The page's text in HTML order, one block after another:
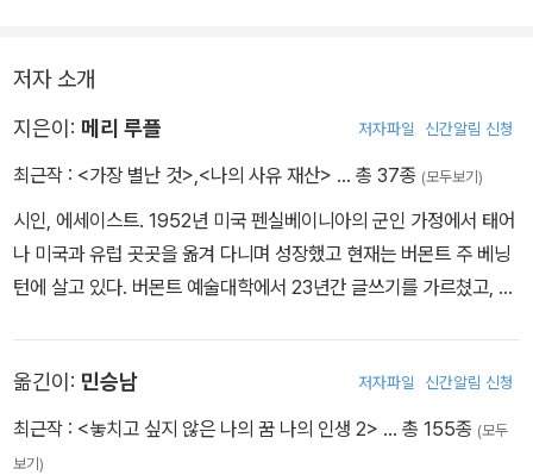
저자 소개
지은이: 메리 루플 저자파일 신간알림 신청
최근작 : <가장 별난 것>,<나의 사유 재산> … 총 37종 (모두보기)
시인, 에세이스트. 1952년 미국 펜실베이니아의 군인 가정에서 태어
나 미국과 유럽 곳곳을 옮겨 다니며 성장했고 현재는 버몬트 주 베닝
턴에 살고 있다. 버몬트 예술대학에서 23년간 글쓰기를 가르쳤고, 2
《던스Dunce》를 비롯해 십여 권의 시집을 냈다. 세 권의 산문집과 한
권의 만화책 그리고 옛 문헌 속 단어들을 삭제해 새로운 텍스트를 만
들어내는 이레이저 아트 작품집 다수를 발표했다. 강의록 《광기, 고
옮긴이: 민승남 저자파일 신간알림 신청
최근작 : <놓치고 싶지 않은 나의 꿈 나의 인생 2> … 총 155종 (모두
보기)